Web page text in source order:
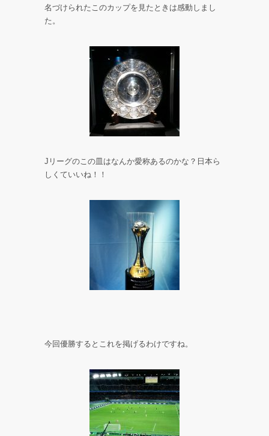
名づけられたこのカップを見たときは感動しまし
た。
Jリーグのこの皿はなんか愛称あるのかな？日本ら
しくていいね！！
今回優勝するとこれを掲げるわけですね。